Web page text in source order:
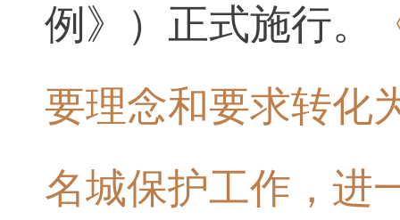
例》）正式施行。
要理念和要求转化
名城保护工作，进